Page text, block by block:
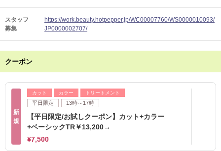
スタッフ
募集
https://work.beauty.hotpepper.jp/WC00007760/WS0000010093/
JP0000002707/
クーポン
新
規
カット カラー トリートメント
平日限定 13時～17時
【平日限定/お試しクーポン】カット+カラー
+ベーシックTR￥13,200→
¥7,500